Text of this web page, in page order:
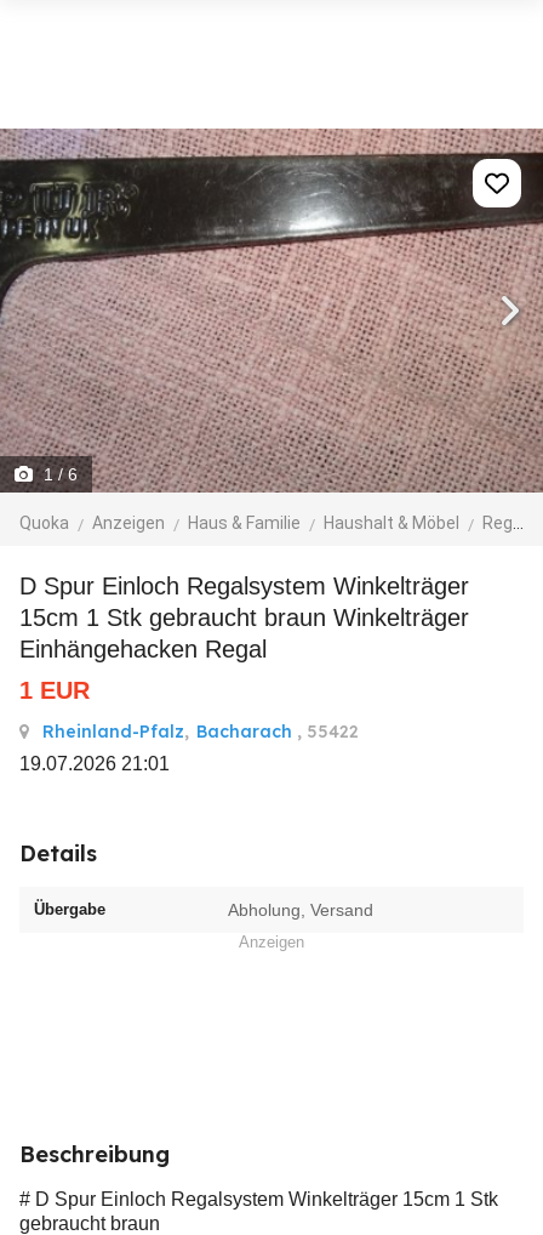
1/ 6
Quoka Anzeigen Haus & Familie Haushalt & Möbel Regale
D Spur Einloch Regalsystem Winkelträger
15cm 1 Stk gebraucht braun Winkelträger
Einhängehacken Regal
1 EUR
Rheinland-Pfalz, Bacharach , 55422
19.07.2026 21:01
Details
Übergabe Abholung, Versand
Anzeigen
Beschreibung
# D Spur Einloch Regalsystem Winkelträger 15cm 1 Stk
gebraucht braun